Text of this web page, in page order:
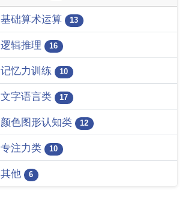
基础算术运算 13
逻辑推理 16
记忆力训练 10
文字语言类 17
颜色图形认知类 12
专注力类 10
其他 6